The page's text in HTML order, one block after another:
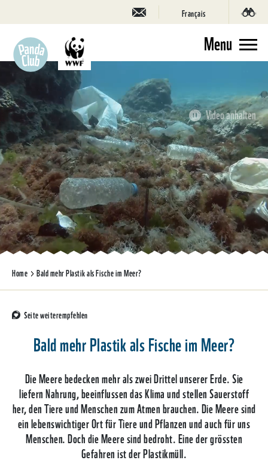
Français
Menu
Video anhalten
Home Bald mehr Plastik als Fische im Meer?
Seite weiterempfehlen
Bald mehr Plastik als Fische im Meer?
Die Meere bedecken mehr als zwei Drittel unserer Erde. Sie
liefern Nahrung, beeinflussen das Klima und stellen Sauerstoff
her, den Tiere und Menschen zum Atmen brauchen. Die Meere sind
ein lebenswichtiger Ort für Tiere und Pflanzen und auch für uns
Menschen. Doch die Meere sind bedroht. Eine der grössten
Gefahren ist der Plastikmüll.